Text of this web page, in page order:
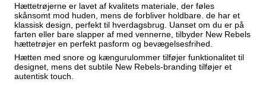
Hættetrøjerne er lavet af kvalitets materiale, der føles
skånsomt mod huden, mens de forbliver holdbare. de har et
klassisk design, perfekt til hverdagsbrug. Uanset om du er på
farten eller bare slapper af med vennerne, tilbyder New Rebels
hættetrøjer en perfekt pasform og bevægelsesfrihed.
Hætten med snore og kængurulommer tilføjer funktionalitet til
designet, mens det subtile New Rebels-branding tilføjer et
autentisk touch.